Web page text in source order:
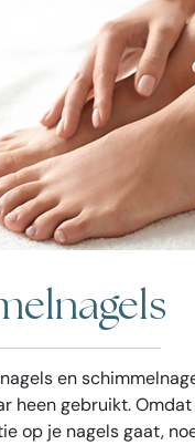
en
heen gebruikt.
op je nagels gaat,